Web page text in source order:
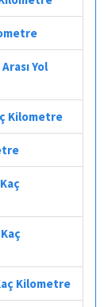
Yol
Kilometre
Kilometre